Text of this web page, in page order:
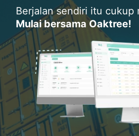
Berjalan sendiri itu cukup
Mulai bersama Oaktree!